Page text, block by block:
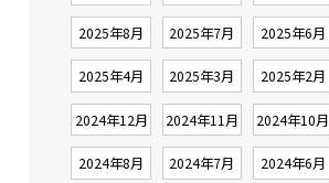
2025年8月 2025年7月 2025年6月
2025年4月 2025年3月 2025年2月
2024年12月 2024年11月 2024年10月
2024年8月 2024年7月 2024年6月